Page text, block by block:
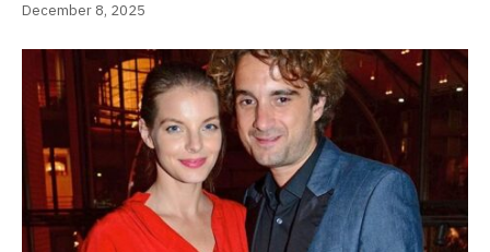
December 8, 2025